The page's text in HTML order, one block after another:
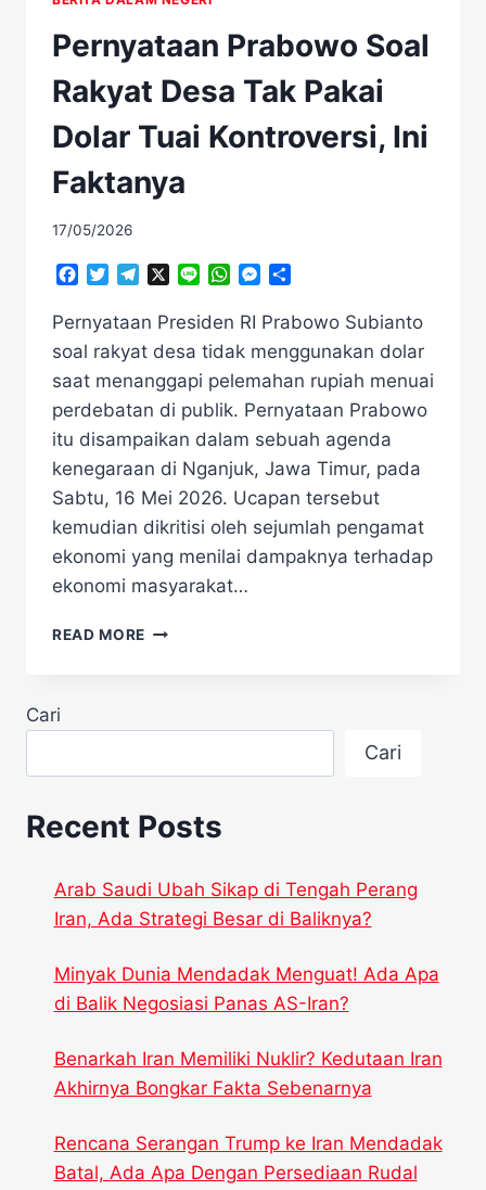
Pernyataan Prabowo Soal
Rakyat Desa Tak Pakai
Dolar Tuai Kontroversi, Ini
Faktanya
17/05/2026
Facebook
TwitterTelegramLine WhatsAppMessenger
Pernyataan Presiden RI Prabowo Subianto
soal rakyat desa tidak menggunakan dolar
saat menanggapi pelemahan rupiah menuai
perdebatan di publik. Pernyataan Prabowo
itu disampaikan dalam sebuah agenda
kenegaraan di Nganjuk, Jawa Timur, pada
Sabtu, 16 Mei 2026. Ucapan tersebut
kemudian dikritisi oleh sejumlah pengamat
ekonomi yang menilai dampaknya terhadap
ekonomi masyarakat…
READ MORE PERNYATAAN
TUAI
KONTROVERSI,
FAKTANYA
Cari
Cari
Recent Posts
Arab Saudi Ubah Sikap di Tengah Perang
Iran, Ada Strategi Besar di Baliknya?
Minyak Dunia Mendadak Menguat! Ada Apa
di Balik Negosiasi Panas AS-Iran?
Benarkah Iran Memiliki Nuklir? Kedutaan Iran
Akhirnya Bongkar Fakta Sebenarnya
Rencana Serangan Trump ke Iran Mendadak
Batal, Ada Apa Dengan Persediaan Rudal